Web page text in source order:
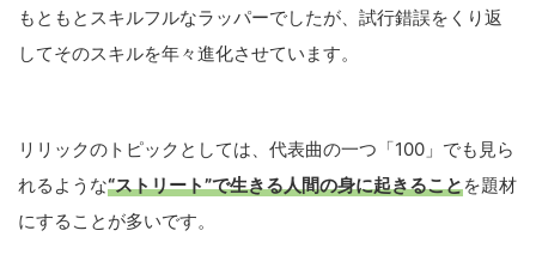
もともとスキルフルなラッパーでしたが、試行錯誤をくり返
してそのスキルを年々進化させています。
リリックのトピックとしては、代表曲の一つ「100」でも見ら
れるような“ストリート”で生きる人間の身に起きることを題材
にすることが多いです。